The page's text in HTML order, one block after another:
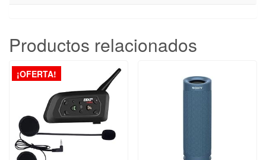
Productos relacionados
¡OFERTA!